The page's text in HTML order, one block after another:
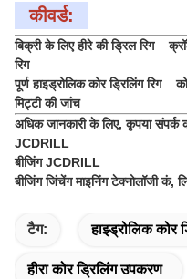
कीवर्ड:
बिक्री के लिए हीरे की ड्रिल रिग
रिग
पूर्ण हाइड्रोलिक कोर ड्रिलिंग रिग
मिट्टी की जांच
अधिक जानकारी के लिए, कृपया संपर्क
JCDRILL
बीजिंग JCDRILL
बीजिंग जिंचेंग माइनिंग टेक्नोलॉजी कं,
टैग: हाइड्रोलिक कोर
हीरा कोर ड्रिलिंग उपकरण